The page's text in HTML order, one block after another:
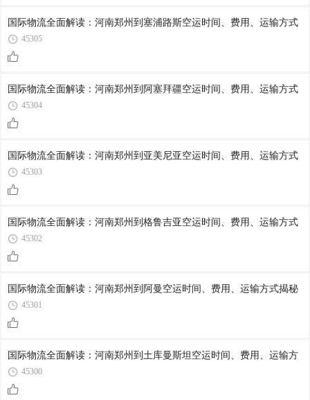
国际物流全面解读：河南郑州到塞浦路斯空运时间、费用、运输方式
45305
国际物流全面解读：河南郑州到阿塞拜疆空运时间、费用、运输方式
45304
国际物流全面解读：河南郑州到亚美尼亚空运时间、费用、运输方式
45303
国际物流全面解读：河南郑州到格鲁吉亚空运时间、费用、运输方式
45302
国际物流全面解读：河南郑州到阿曼空运时间、费用、运输方式揭秘
45301
国际物流全面解读：河南郑州到土库曼斯坦空运时间、费用、运输方
45300